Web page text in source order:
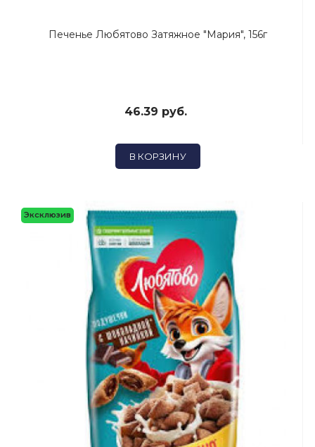
Печенье Любятово Затяжное "Мария", 156г
46.39 руб.
В КОРЗИНУ
Эксклюзив